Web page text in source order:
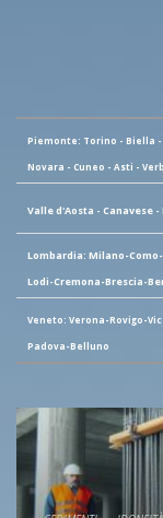
Piemonte: Torino - Biella
Novara - Cuneo - Asti -
Valle d'Aosta - Canavese
Lombardia: Milano-
Lodi-Cremona-Brescia-
Veneto: Verona-Rovigo-
Padova-Belluno